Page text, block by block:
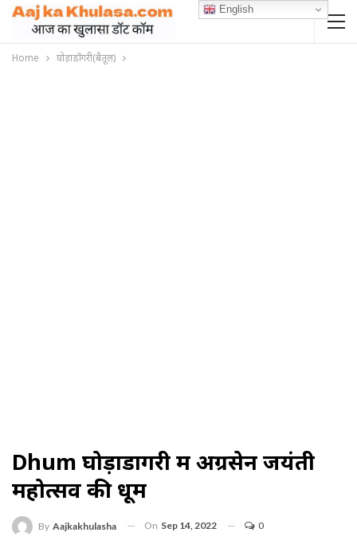
Home घोड़ाडोंगरी(बैतूल)
Dhum घोड़ाडोंगरी में अग्रसेन जयंती
महोत्सव की धूम
By Aajkakhulasha On Sep 14, 2022 0
English